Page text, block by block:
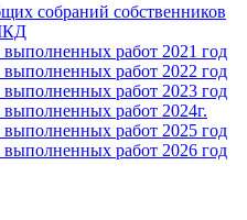
собраний собственников
работ 2021 год
работ 2022 год
работ 2023 год
работ 2024г.
работ 2025 год
работ 2026 год